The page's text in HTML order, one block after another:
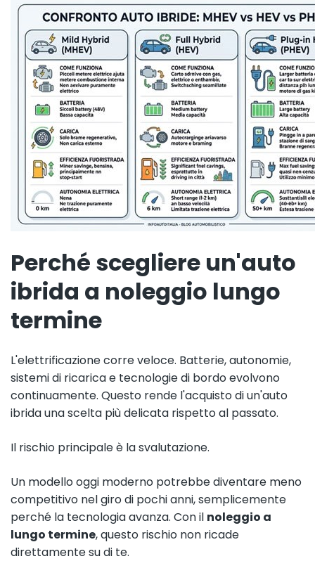
Perché scegliere un'auto
ibrida a noleggio lungo
termine
L'elettrificazione corre veloce. Batterie, autonomie,
sistemi di ricarica e tecnologie di bordo evolvono
continuamente. Questo rende l'acquisto di un'auto
ibrida una scelta più delicata rispetto al passato.
Il rischio principale è la svalutazione.
Un modello oggi moderno potrebbe diventare meno
competitivo nel giro di pochi anni, semplicemente
perché la tecnologia avanza. Con il noleggio a
lungo termine, questo rischio non ricade
direttamente su di te.